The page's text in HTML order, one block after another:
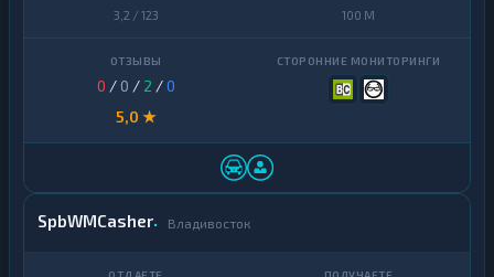
3,2 / 123 100 M
0 / 0 / 2 /0
5,0 ★
SpbWMCasher Владивосток